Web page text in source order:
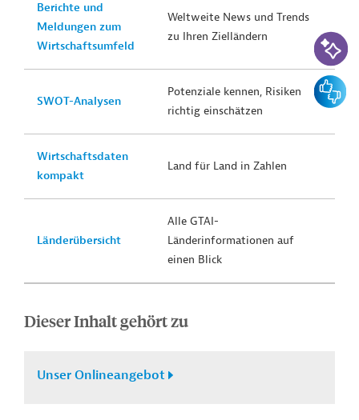
Berichte und
Meldungen zum
Wirtschaftsumfeld
Weltweite News und Trends
zu Ihren Zielländern
SWOT-Analysen
Potenziale kennen, Risiken
richtig einschätzen
Wirtschaftsdaten
kompakt
Land für Land in Zahlen
Länderübersicht
Alle GTAI-
Länderinformationen auf
einen Blick
Dieser Inhalt gehört zu
Unser Onlineangebot
KI-